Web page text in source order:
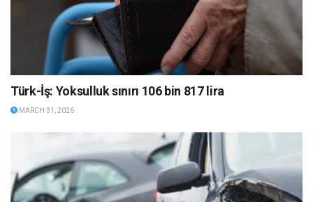
Türk-İş: Yoksulluk sınırı 106 bin 817 lira
MARCH 31, 2026